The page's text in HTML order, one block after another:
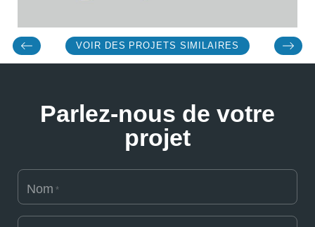
VOIR DES PROJETS SIMILAIRES
Parlez-nous de votre
projet
Nom *